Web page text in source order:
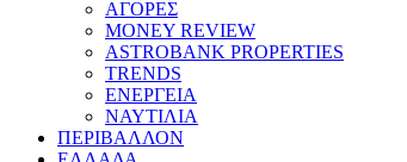
ΑΓΟΡΕΣ
MONEY REVIEW
ASTROBANK PROPERTIES
TRENDS
ΕΝΕΡΓΕΙΑ
ΝΑΥΤΙΛΙΑ
ΠΕΡΙΒΑΛΛΟΝ